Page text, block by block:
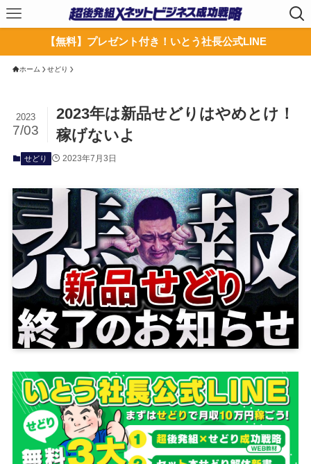
【無料】プレゼント付き！いとう社長公式LINE
ホーム せどり
2023年は新品せどりはやめとけ！
稼げないよ
2023
7/03
せどり 2023年7月3日